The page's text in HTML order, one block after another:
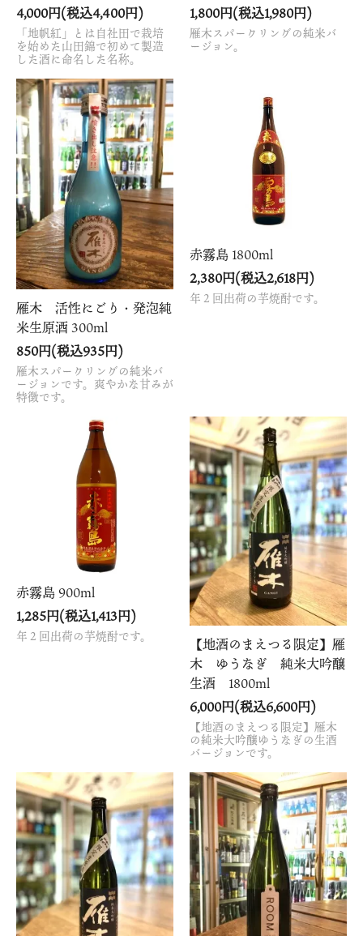
4,000円(税込4,400円)
「地帆紅」とは自社田で栽培
を始めた山田錦で初めて製造
した酒に命名した名称。
1,800円(税込1,980円)
雁木スパークリングの純米バ
ージョン。
雁木 活性にごり・発泡純
米生原酒 300ml
850円(税込935円)
雁木スパークリングの純米バ
ージョンです。爽やかな甘みが
特徴です。
赤霧島 1800ml
2,380円(税込2,618円)
年２回出荷の芋焼酎です。
赤霧島 900ml
1,285円(税込1,413円)
年２回出荷の芋焼酎です。
【地酒のまえつる限定】雁
木 ゆうなぎ 純米大吟醸
生酒 1800ml
6,000円(税込6,600円)
【地酒のまえつる限定】雁木
の純米大吟醸ゆうなぎの生酒
バージョンです。